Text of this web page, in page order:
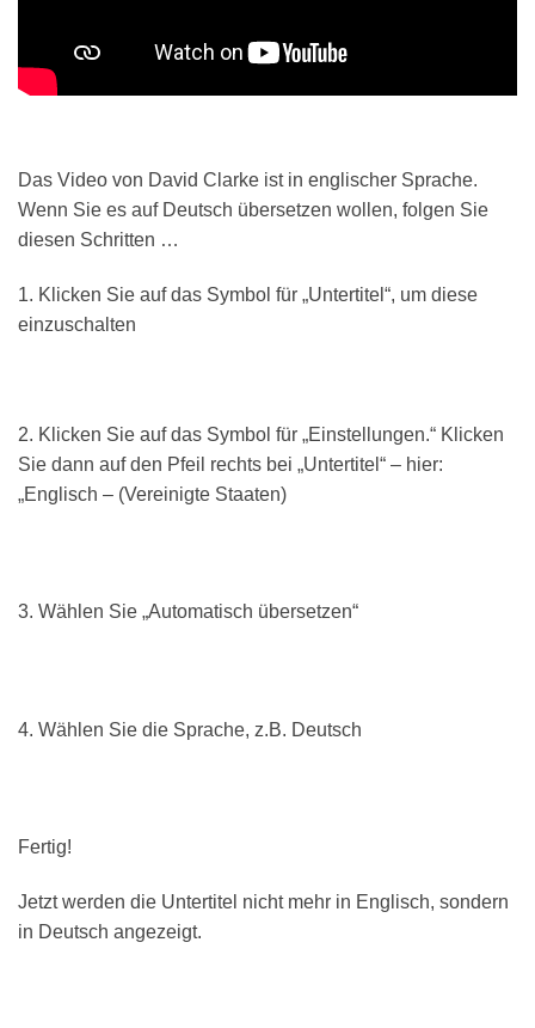
Das Video von David Clarke ist in englischer Sprache.
Wenn Sie es auf Deutsch übersetzen wollen, folgen Sie
diesen Schritten …
1. Klicken Sie auf das Symbol für „Untertitel“, um diese
einzuschalten
2. Klicken Sie auf das Symbol für „Einstellungen.“ Klicken
Sie dann auf den Pfeil rechts bei „Untertitel“ – hier:
„Englisch – (Vereinigte Staaten)
3. Wählen Sie „Automatisch übersetzen“
4. Wählen Sie die Sprache, z.B. Deutsch
Fertig!
Jetzt werden die Untertitel nicht mehr in Englisch, sondern
in Deutsch angezeigt.